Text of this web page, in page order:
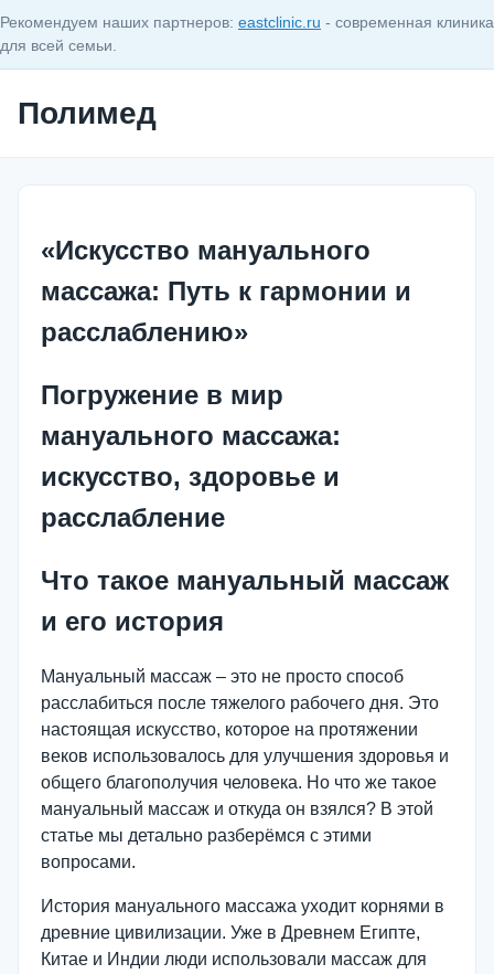
Рекомендуем наших партнеров: eastclinic.ru - современная клиника
для всей семьи.
Полимед
«Искусство мануального
массажа: Путь к гармонии и
расслаблению»
Погружение в мир
мануального массажа:
искусство, здоровье и
расслабление
Что такое мануальный массаж
и его история
Мануальный массаж – это не просто способ
расслабиться после тяжелого рабочего дня. Это
настоящая искусство, которое на протяжении
веков использовалось для улучшения здоровья и
общего благополучия человека. Но что же такое
мануальный массаж и откуда он взялся? В этой
статье мы детально разберёмся с этими
вопросами.
История мануального массажа уходит корнями в
древние цивилизации. Уже в Древнем Египте,
Китае и Индии люди использовали массаж для